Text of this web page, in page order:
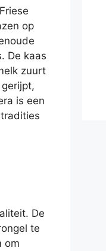
op
De kaas
zuurt
is een
De
te
om